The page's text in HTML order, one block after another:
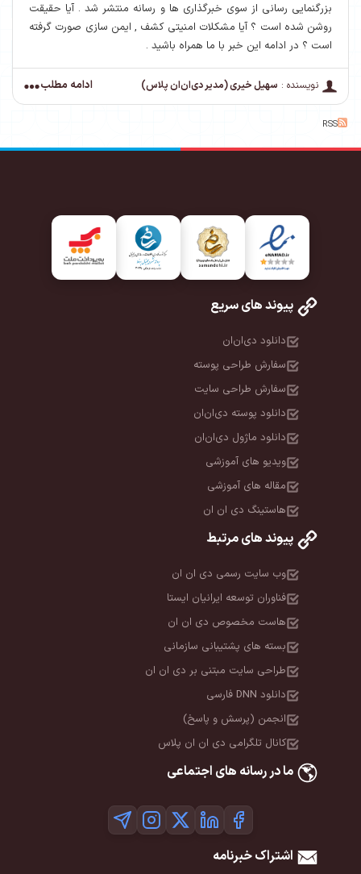
بزرگنمایی رسانی از سوی خبرگذاری ها و رسانه منتشر شد . آیا حقیقت
روشن شده است ؟ آیا مشکلات امنیتی کشف , ایمن سازی صورت گرفته
است ؟ در ادامه این خبر با ما همراه باشید .
نویسنده : سهیل خیری (مدیر دی‌ان‌ان پلاس) ادامه مطلب
RSS
پیوند های سریع
دانلود دی‌ان‌ان
سفارش طراحی پوسته
سفارش طراحی سایت
دانلود پوسته دی‌ان‌ان
دانلود ماژول دی‌ان‌ان
ویدیو های آموزشی
مقاله های آموزشی
هاستینگ دی ان ان
پیوند های مرتبط
وب سایت رسمی دی ان ان
فناوران توسعه ایرانیان ایستا
هاست مخصوص دی ان ان
بسته های پشتیبانی سازمانی
طراحی سایت مبتنی بر دی ان ان
دانلود DNN فارسی
انجمن (پرسش و پاسخ)
کانال تلگرامی دی ان ان پلاس
ما در رسانه های اجتماعی
اشتراک خبرنامه